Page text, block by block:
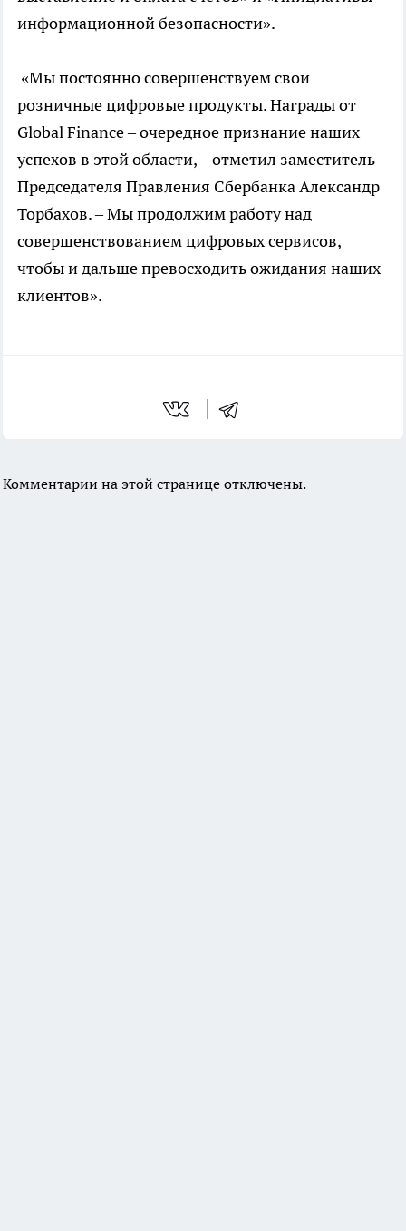
информационной безопасности».
«Мы постоянно совершенствуем свои
розничные цифровые продукты. Награды от
Global Finance – очередное признание наших
успехов в этой области, – отметил заместитель
Председателя Правления Сбербанка Александр
Торбахов. – Мы продолжим работу над
совершенствованием цифровых сервисов,
чтобы и дальше превосходить ожидания наших
клиентов».
Комментарии на этой странице отключены.